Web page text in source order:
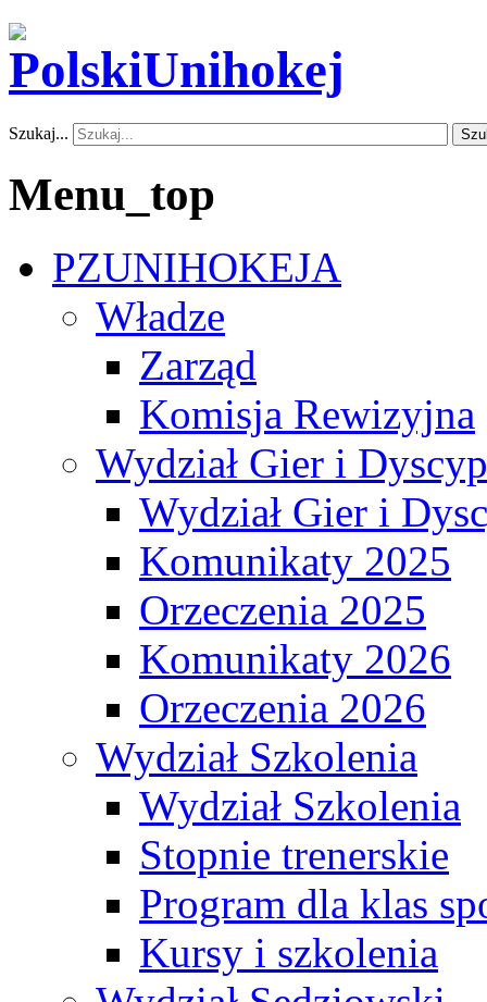
Szukaj...
Menu_top
PZUNIHOKEJA
Władze
Zarząd
Komisja Rewizyjna
Wydział Gier i
Wydział Gier i
Komunikaty 2025
Orzeczenia 2025
Komunikaty 2026
Orzeczenia 2026
Wydział Szkolenia
Wydział Szkolenia
Stopnie trenerskie
Program dla klas
Kursy i szkolenia